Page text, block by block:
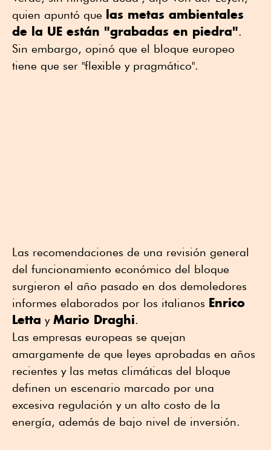
quien apuntó que las metas ambientales
de la UE están "grabadas en piedra".
Sin embargo, opinó que el bloque europeo
tiene que ser "flexible y pragmático".
Las recomendaciones de una revisión general
del funcionamiento económico del bloque
surgieron el año pasado en dos demoledores
informes elaborados por los italianos Enrico
Letta y Mario Draghi.
Las empresas europeas se quejan
amargamente de que leyes aprobadas en años
recientes y las metas climáticas del bloque
definen un escenario marcado por una
excesiva regulación y un alto costo de la
energía, además de bajo nivel de inversión.